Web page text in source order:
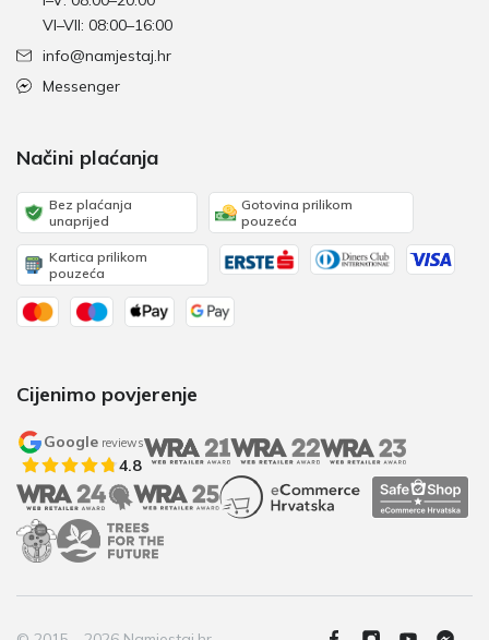
VI–VII: 08:00–16:00
info@namjestaj.hr
Messenger
Načini plaćanja
Bez plaćanja
unaprijed
Gotovina prilikom
pouzeća
Kartica prilikom
pouzeća
Cijenimo povjerenje
Google reviews
4.8